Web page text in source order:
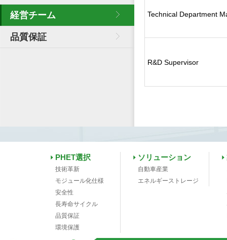
経営チーム
品質保証
Technical Department
R&D Supervisor
PHET選択
技術革新
モジュール化仕様
安全性
長寿命サイクル
品質保証
環境保護
ソリューション
自動車産業
エネルギーストレージ